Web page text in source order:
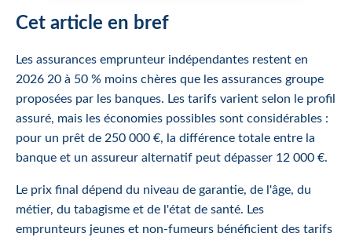
Cet article en bref
Les assurances emprunteur indépendantes restent en
2026 20 à 50 % moins chères que les assurances groupe
proposées par les banques. Les tarifs varient selon le profil
assuré, mais les économies possibles sont considérables :
pour un prêt de 250 000 €, la différence totale entre la
banque et un assureur alternatif peut dépasser 12 000 €.
Le prix final dépend du niveau de garantie, de l'âge, du
métier, du tabagisme et de l'état de santé. Les
emprunteurs jeunes et non-fumeurs bénéficient des tarifs